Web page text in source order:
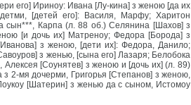
его] Ириноу: Ивана [Лу-кина] з женою [да их
[детей его]: Василя, Марфу; Харитон
сын***, Карпа (л. 88 об.) Селянина [Шахов] з
[и дочь их] Матреноу; Федора [Борода] з
з женою, [дети их]: Федора, Данило;
з женью, [сына его] Лазаря; Белобока
[Соунятев] з женою и [дочь их] (л. 89)
2-мя дочерми, Григорья [Степанов] з женою,
[Шатерин] з женью да с сыном, Истомоу